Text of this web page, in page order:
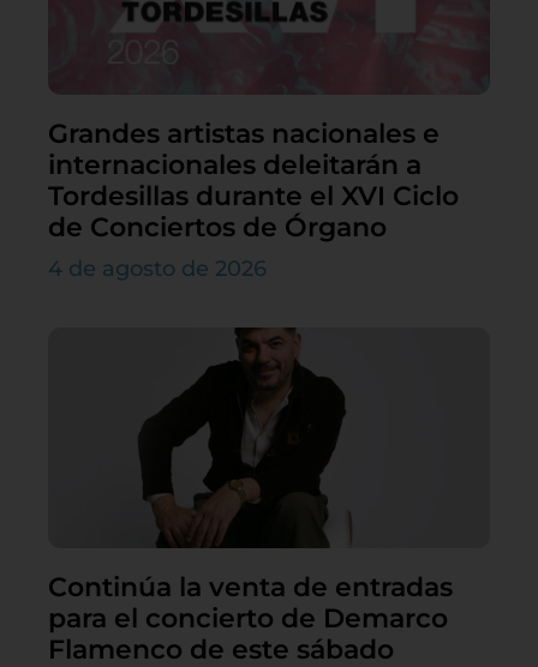
Grandes artistas nacionales e
internacionales deleitarán a
Tordesillas durante el XVI Ciclo
de Conciertos de Órgano
4 de agosto de 2026
Continúa la venta de entradas
para el concierto de Demarco
Flamenco de este sábado